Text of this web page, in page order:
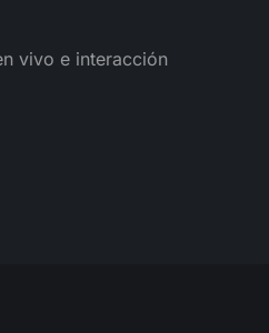
vivo e interacción